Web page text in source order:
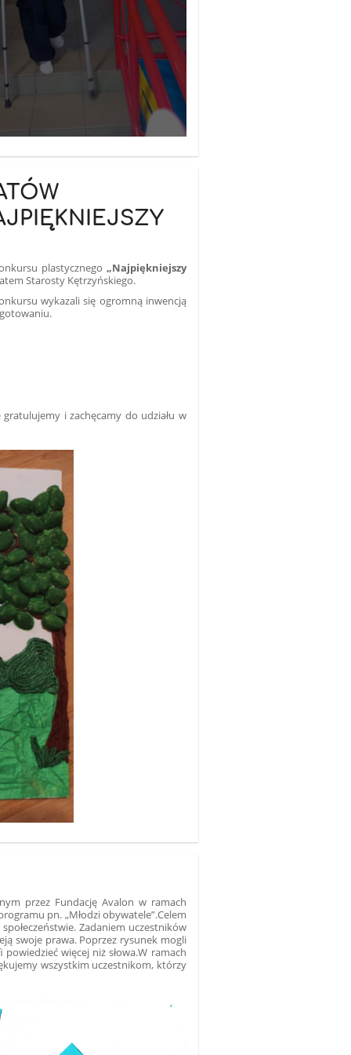
plastycznego „Najpiękniejszy
Starosty Kętrzyńskiego.
wykazali się ogromną inwencją
i zachęcamy do udziału w
przez Fundację Avalon w ramach
pn. „Młodzi obywatele”.Celem
Zadaniem uczestników
swoje prawa. Poprzez rysunek mogli
więcej niż słowa.W ramach
wszystkim uczestnikom, którzy